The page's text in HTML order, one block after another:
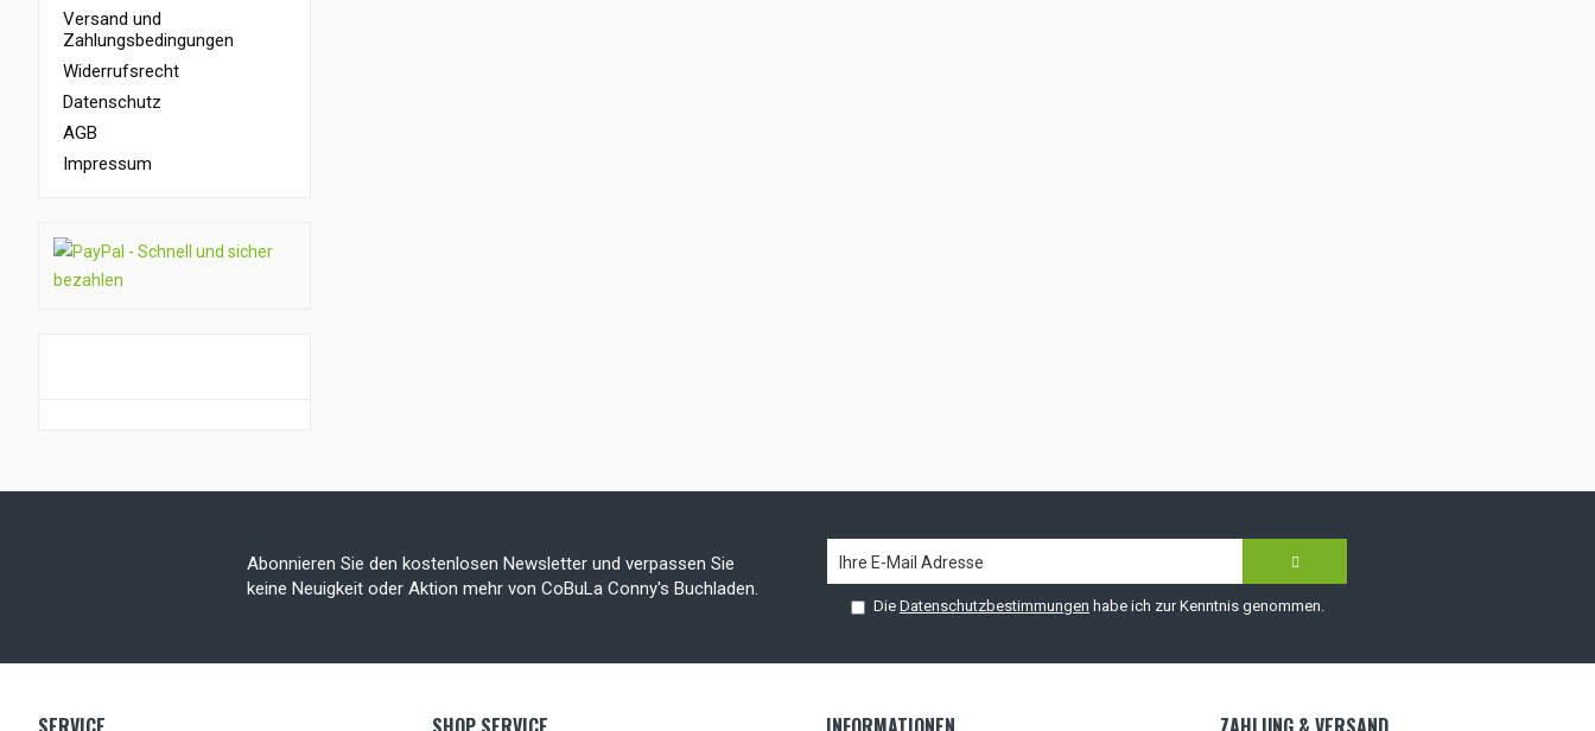
Versand und
Zahlungsbedingungen
Widerrufsrecht
Datenschutz
AGB
Impressum
Abonnieren Sie den kostenlosen Newsletter und verpassen Sie
keine Neuigkeit oder Aktion mehr von CoBuLa Conny's Buchladen.
Die Datenschutzbestimmungen habe ich zur Kenntnis genommen.